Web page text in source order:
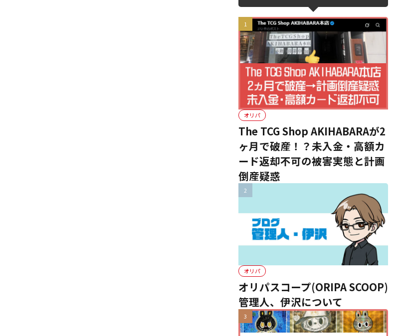
オリパ
The TCG Shop AKIHABARAが2
ヶ月で破産！？未入金・高額カ
ード返却不可の被害実態と計画
倒産疑惑
オリパ
オリパスコープ(ORIPA SCOOP)
管理人、伊沢について